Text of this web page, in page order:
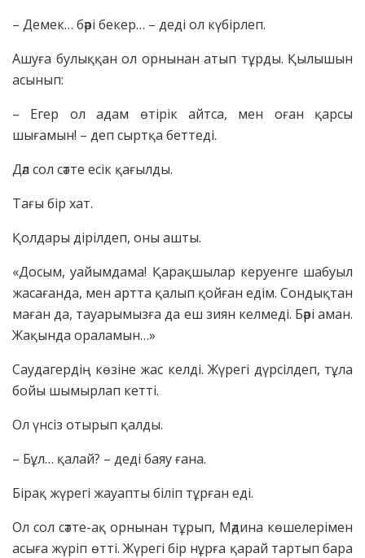
– Демек… бәрі бекер… – деді ол күбірлеп.
Ашуға булыққан ол орнынан атып тұрды. Қылышын
асынып:
– Егер ол адам өтірік айтса, мен оған қарсы
шығамын! – деп сыртқа беттеді.
Дәл сол сәтте есік қағылды.
Тағы бір хат.
Қолдары дірілдеп, оны ашты.
«Досым, уайымдама! Қарақшылар керуенге шабуыл
жасағанда, мен артта қалып қойған едім. Сондықтан
маған да, тауарымызға да еш зиян келмеді. Бәрі аман.
Жақында ораламын…»
Саудагердің көзіне жас келді. Жүрегі дүрсілдеп, тұла
бойы шымырлап кетті.
Ол үнсіз отырып қалды.
– Бұл… қалай? – деді баяу ғана.
Бірақ жүрегі жауапты біліп тұрған еді.
Ол сол сәтте-ақ орнынан тұрып, Мәдина көшелерімен
асыға жүріп өтті. Жүрегі бір нұрға қарай тартып бара